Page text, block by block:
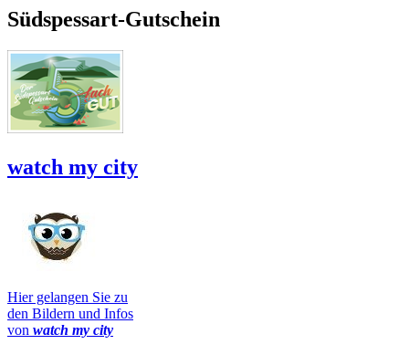
Südspessart-Gutschein
watch my city
Hier gelangen Sie zu
den Bildern und Infos
von watch my city